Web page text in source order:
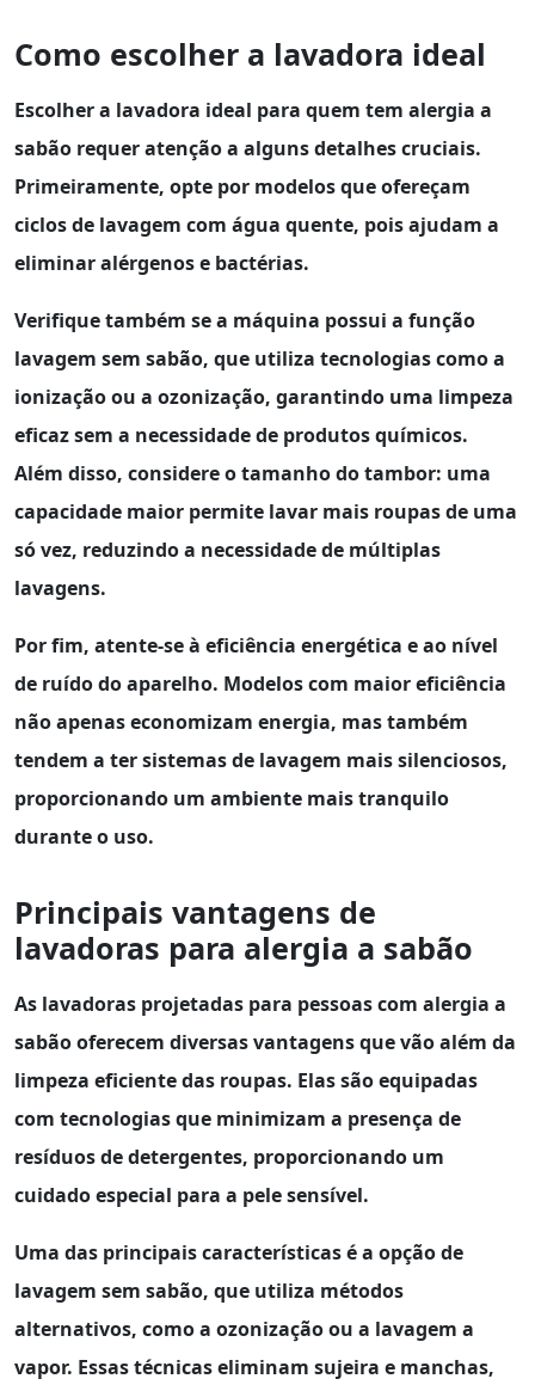
Como escolher a lavadora ideal
Escolher a lavadora ideal para quem tem alergia a
sabão requer atenção a alguns detalhes cruciais.
Primeiramente, opte por modelos que ofereçam
ciclos de lavagem com água quente, pois ajudam a
eliminar alérgenos e bactérias.
Verifique também se a máquina possui a função
lavagem sem sabão, que utiliza tecnologias como a
ionização ou a ozonização, garantindo uma limpeza
eficaz sem a necessidade de produtos químicos.
Além disso, considere o tamanho do tambor: uma
capacidade maior permite lavar mais roupas de uma
só vez, reduzindo a necessidade de múltiplas
lavagens.
Por fim, atente-se à eficiência energética e ao nível
de ruído do aparelho. Modelos com maior eficiência
não apenas economizam energia, mas também
tendem a ter sistemas de lavagem mais silenciosos,
proporcionando um ambiente mais tranquilo
durante o uso.
Principais vantagens de
lavadoras para alergia a sabão
As lavadoras projetadas para pessoas com alergia a
sabãooferecem diversas vantagens que vão além da
limpeza eficiente das roupas. Elas são equipadas
com tecnologias que minimizam a presença de
resíduos de detergentes, proporcionando um
cuidado especial para a pele sensível.
Uma das principais características é a opção de
lavagem sem sabão, que utiliza métodos
alternativos, como a ozonização ou a lavagem a
vapor. Essas técnicas eliminam sujeira e manchas,